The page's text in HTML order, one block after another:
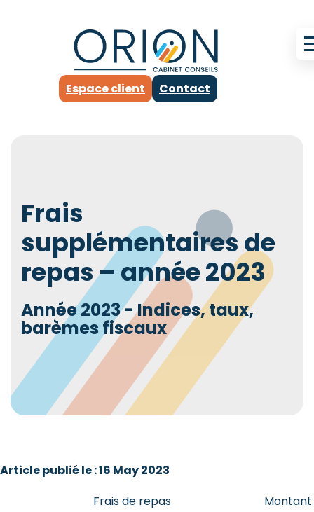
Espace client Contact
Frais
supplémentaires de
repas – année 2023
Année 2023 - Indices, taux,
barèmes fiscaux
Article publié le : 16 May 2023
Frais de repas
Montant